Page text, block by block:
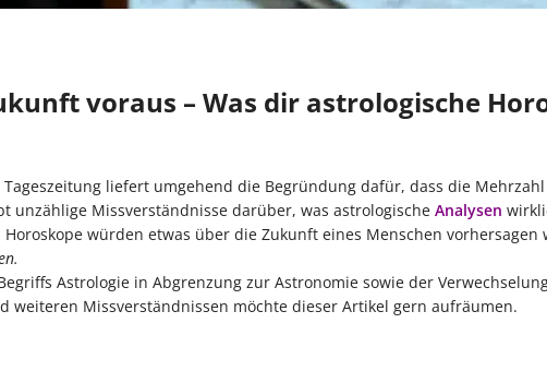
voraus – Was dir astrologische
liefert umgehend die Begründung dafür, dass die
unzählige Missverständnisse darüber, was astrologische Analysen
würden etwas über die Zukunft eines Menschen vorhersagen
Astrologie in Abgrenzung zur Astronomie sowie der
weiteren Missverständnissen möchte dieser Artikel gern aufräumen.